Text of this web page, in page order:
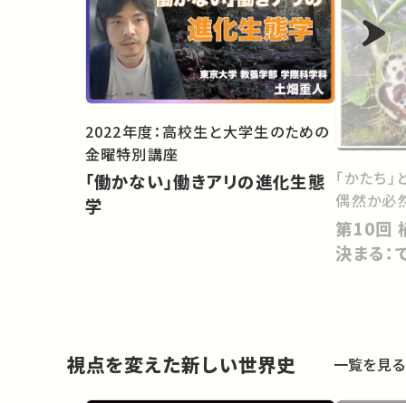
2022年度：高校生と大学生のための
金曜特別講座
「働かない」働きアリの進化生態
学
「かたち
偶然か必
第10回 植物の＜見かけ＞はどう
決まる：
視点を変えた新しい世界史 一覧を見る